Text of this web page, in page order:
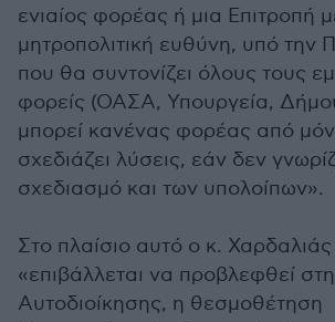
ενιαίος φορέας ή μια Επιτροπή
μητροπολιτική ευθύνη, υπό την
που θα συντονίζει όλους τους
φορείς (ΟΑΣΑ, Υπουργεία,
μπορεί κανένας φορέας από
σχεδιάζει λύσεις, εάν δεν
σχεδιασμό και των υπολοίπων».
Στο πλαίσιο αυτό ο κ.
«επιβάλλεται να προβλεφθεί
Αυτοδιοίκησης, η θεσμοθέτηση